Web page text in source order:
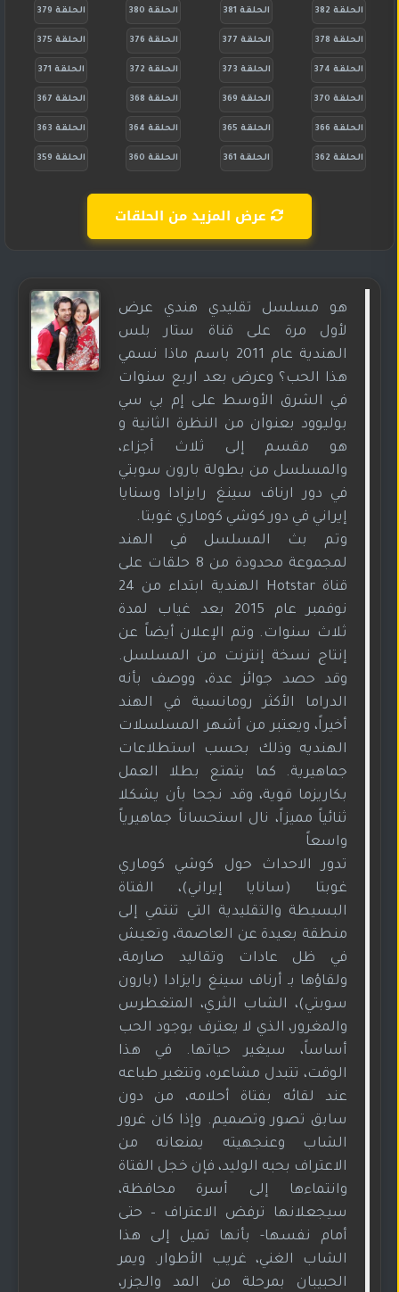
الحلقة 382 الحلقة 381 الحلقة 380 الحلقة 379
الحلقة 378 الحلقة 377 الحلقة 376 الحلقة 375
الحلقة 374 الحلقة 373 الحلقة 372 الحلقة 371
الحلقة 370 الحلقة 369 الحلقة 368 الحلقة 367
الحلقة 366 الحلقة 365 الحلقة 364 الحلقة 363
الحلقة 362 الحلقة 361 الحلقة 360 الحلقة 359
عرض المزيد من الحلقات
هو مسلسل تقليدي هندي عرض
لأول مرة على قناة ستار بلس
الهندية عام 2011 باسم ماذا نسمي
هذا الحب؟ وعرض بعد اربع سنوات
في الشرق الأوسط على إم بي سي
بوليوود بعنوان من النظرة الثانية و
هو مقسم إلى ثلاث أجزاء،
والمسلسل من بطولة بارون سوبتي
في دور ارناف سينغ رايزادا وسنايا
إيراني في دور كوشي كوماري غوبتا.
وتم بث المسلسل في الهند
لمجموعة محدودة من 8 حلقات على
قناة Hotstar الهندية ابتداء من 24
نوفمبر عام 2015 بعد غياب لمدة
ثلاث سنوات. وتم الإعلان أيضاً عن
إنتاج نسخة إنترنت من المسلسل.
وقد حصد جوائز عدة، ووصف بأنه
الدراما الأكثر رومانسية في الهند
أخيراً، ويعتبر من أشهر المسلسلات
الهنديه وذلك بحسب استطلاعات
جماهيرية. كما يتمتع بطلا العمل
بكاريزما قوية، وقد نجحا بأن يشكلا
ثنائياً مميزاً، نال استحساناً جماهيرياً
واسعاً
تدور الاحداث حول كوشي كوماري
غوبتا (سانايا إيراني)، الفتاة
البسيطة والتقليدية التي تنتمي إلى
منطقة بعيدة عن العاصمة، وتعيش
في ظل عادات وتقاليد صارمة،
ولقاؤها بـ أرناف سينغ رايزادا (بارون
سوبتي)، الشاب الثري، المتغطرس
والمغرور، الذي لا يعترف بوجود الحب
أساساً، سيغير حياتها. في هذا
الوقت، تتبدل مشاعره، وتتغير طباعه
عند لقائه بفتاة أحلامه، من دون
سابق تصور وتصميم. وإذا كان غرور
الشاب وعنجهيته يمنعانه من
الاعتراف بحبه الوليد، فإن خجل الفتاة
وانتماءها إلى أسرة محافظة،
سيجعلانها ترفض الاعتراف – حتى
أمام نفسها- بأنها تميل إلى هذا
الشاب الغني، غريب الأطوار. ويمر
الحبيبان بمرحلة من المد والجزر،